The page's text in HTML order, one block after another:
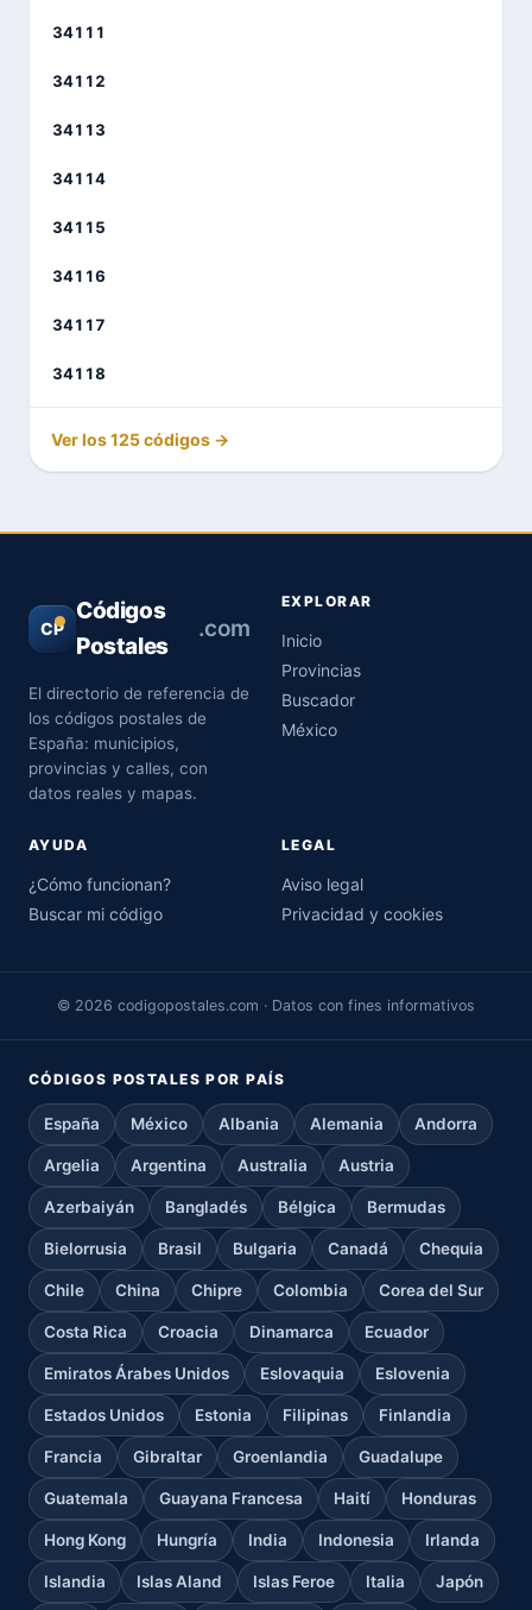
34111
34112
34113
34114
34115
34116
34117
34118
Ver los 125 códigos →
CP
Códigos
Postales
.com
El directorio de referencia de
los códigos postales de
España: municipios,
provincias y calles, con
datos reales y mapas.
EXPLORAR
Inicio
Provincias
Buscador
México
AYUDA
¿Cómo funcionan?
Buscar mi código
LEGAL
Aviso legal
Privacidad y cookies
© 2026 codigopostales.com · Datos con fines informativos
CÓDIGOS POSTALES POR PAÍS
España México Albania Alemania Andorra
Argelia Argentina Australia Austria
Azerbaiyán Bangladés Bélgica Bermudas
Bielorrusia Brasil Bulgaria Canadá Chequia
Chile China Chipre Colombia Corea del Sur
Costa Rica Croacia Dinamarca Ecuador
Emiratos Árabes Unidos Eslovaquia Eslovenia
Estados Unidos Estonia Filipinas Finlandia
Francia Gibraltar Groenlandia Guadalupe
Guatemala Guayana Francesa Haití Honduras
Hong Kong Hungría India Indonesia Irlanda
Islandia Islas Aland Islas Feroe Italia Japón